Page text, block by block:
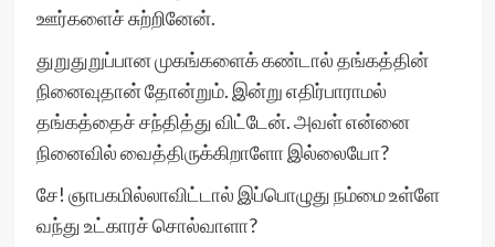
ஊர்களைச் சுற்றினேன்.
துறுதுறுப்பான முகங்களைக் கண்டால் தங்கத்தின்
நினைவுதான் தோன்றும். இன்று எதிர்பாராமல்
தங்கத்தைச் சந்தித்து விட்டேன். அவள் என்னை
நினைவில் வைத்திருக்கிறாளோ இல்லையோ?
சே! ஞாபகமில்லாவிட்டால் இப்பொழுது நம்மை உள்ளே
வந்து உட்காரச் சொல்வாளா?